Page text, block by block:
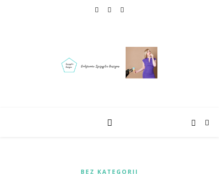
BEZ KATEGORII